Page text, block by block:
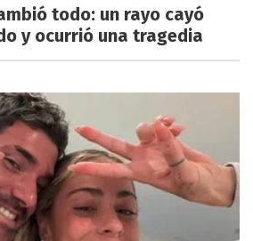
todo: un rayo cayó
y ocurrió una tragedia